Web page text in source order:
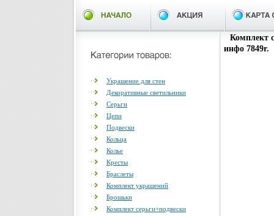
Украшение для стен
Декоративные светильники
Серьги
Цепи
Подвески
Кольца
Колье
Кресты
Браслеты
Комплект украшений
Брошьки
Комплект серьги+подвески
Комплект
инфо 7849r.